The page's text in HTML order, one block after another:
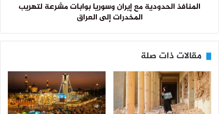
المنافذ الحدودية مع إيران وسوريا بوابات مشرعة لتهريب
المخدرات إلى العراق
مقالات ذات صلة